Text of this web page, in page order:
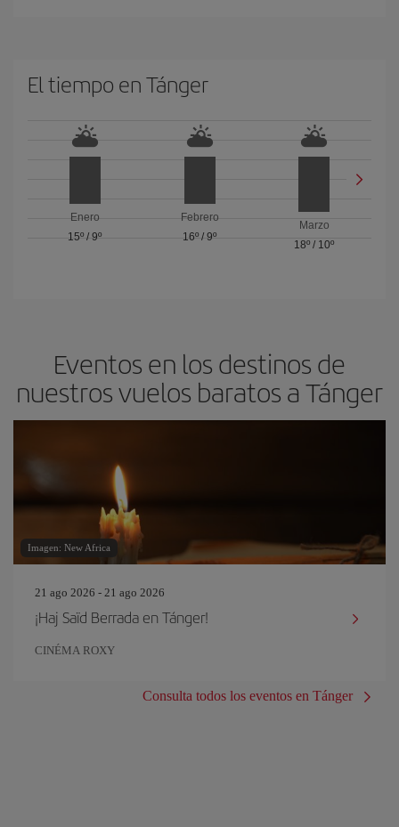
El tiempo en Tánger
Enero
15º /9º
Febrero
16º / 9º
Marzo
18º / 10º
Eventos en los destinos de
nuestros vuelos baratos a Tánger
Imagen: New Africa
21 ago 2026 - 21 ago 2026
¡Haj Saïd Berrada en Tánger!
CINÉMA ROXY
Consulta todos los eventos en Tánger